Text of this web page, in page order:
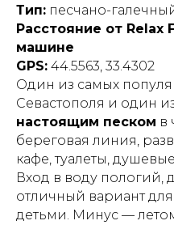
Тип: песчано-
Расстояние от Relax
машине
GPS: 44.5563, 33.4302
Один из самых
Севастополя и один
настоящим песком в
береговая линия,
кафе, туалеты,
Вход в воду пологий,
отличный вариант
детьми. Минус —